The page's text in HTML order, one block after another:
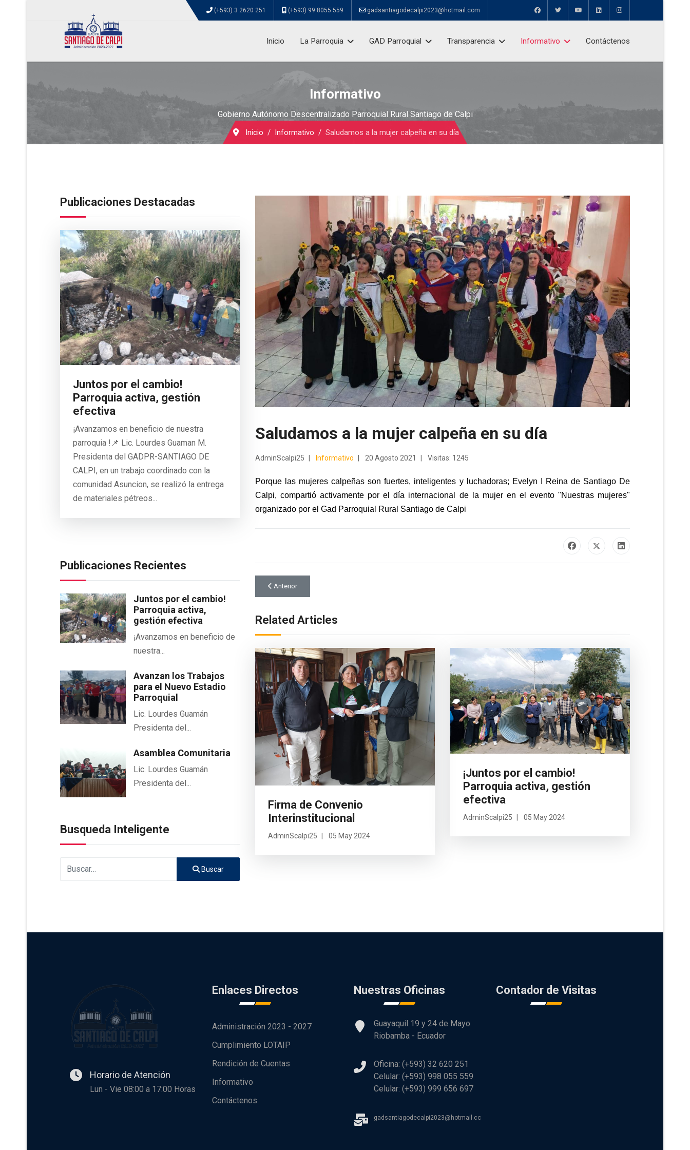
(+593) 3 2620 251 (+593) 99 8055 559 gadsantiagodecalpi2023@hotmail.com
Inicio La Parroquia GAD Parroquial Transparencia Informativo Contáctenos
Informativo
Gobierno Autónomo Descentralizado Parroquial Rural Santiago de Calpi
Inicio Informativo Saludamos a la mujer calpeña en su día
Publicaciones Destacadas
Juntos por el cambio!
Parroquia activa, gestión
efectiva
¡Avanzamos en beneficio de nuestra
parroquia !📌 Lic. Lourdes Guaman M.
Presidenta del GADPR-SANTIAGO DE
CALPI, en un trabajo coordinado con la
comunidad Asuncion, se realizó la entrega
de materiales pétreos...
Publicaciones Recientes
Juntos por el cambio!
Parroquia activa,
gestión efectiva
¡Avanzamos en beneficio de
nuestra...
Avanzan los Trabajos
para el Nuevo Estadio
Parroquial
Lic. Lourdes Guamán
Presidenta del...
Asamblea Comunitaria
Lic. Lourdes Guamán
Presidenta del...
Busqueda Inteligente
Buscar
Buscar
Saludamos a la mujer calpeña en su día
AdminScalpi25 Informativo 20 Agosto 2021 Visitas: 1245
Porque las mujeres calpeñas son fuertes, inteligentes y luchadoras; Evelyn I Reina de Santiago De
Calpi, compartió activamente por el día internacional de la mujer en el evento "Nuestras mujeres"
organizado por el Gad Parroquial Rural Santiago de Calpi
Artículo anterior: ¡Juntos por el cambio! Parroquia activa, gestión efectiva
Anterior
Related Articles
Firma de Convenio
Interinstitucional
AdminScalpi25 05 May 2024
¡Juntos por el cambio!
Parroquia activa, gestión
efectiva
AdminScalpi25 05 May 2024
Horario de Atención
Lun - Vie 08:00 a 17:00 Horas
Enlaces Directos
Administración 2023 - 2027
Cumplimiento LOTAIP
Rendición de Cuentas
Informativo
Contáctenos
Nuestras Oficinas
Guayaquil 19 y 24 de Mayo
Riobamba - Ecuador
Oficina: (+593) 32 620 251
Celular: (+593) 998 055 559
Celular: (+593) 999 656 697
gadsantiagodecalpi2023@hotmail.com
Contador de Visitas